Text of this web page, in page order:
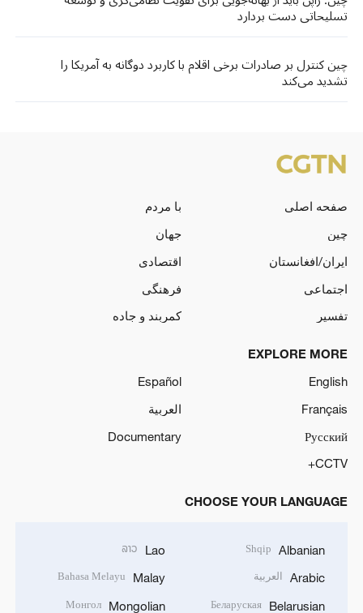
تسلیحاتی دست بردارد
چین کنترل بر صادرات برخی اقلام با کاربرد دوگانه به آمریکا را
تشدید می‌کند
صفحه اصلی
با مردم
چین
جهان
ایران/افغانستان
اقتصادی
اجتماعی
فرهنگی
تفسیر
کمربند و جاده
EXPLORE MORE
English
Español
Français
العربية
Русский
Documentary
CCTV+
CHOOSE YOUR LANGUAGE
Albanian
Shqip
Arabic العربية
Belarusian
Беларуская
Lao
ລາວ
Malay
Bahasa Melayu
Mongolian
Монгол